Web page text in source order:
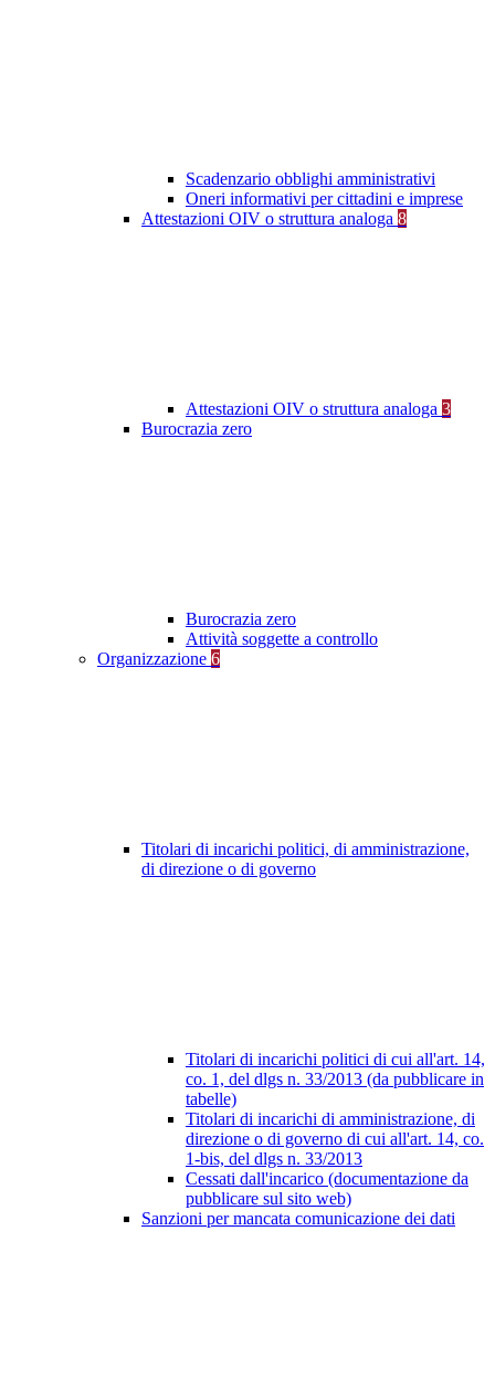
Scadenzario obblighi amministrativi
Oneri informativi per cittadini e imprese
Attestazioni OIV o struttura analoga 8
Attestazioni OIV o struttura analoga 3
Burocrazia zero
Burocrazia zero
Attività soggette a controllo
Organizzazione 6
Titolari di incarichi politici, di amministrazione,
di direzione o di governo
Titolari di incarichi politici di cui all'art. 14,
co. 1, del dlgs n. 33/2013 (da pubblicare in
tabelle)
Titolari di incarichi di amministrazione, di
direzione o di governo di cui all'art. 14, co.
1-bis, del dlgs n. 33/2013
Cessati dall'incarico (documentazione da
pubblicare sul sito web)
Sanzioni per mancata comunicazione dei dati